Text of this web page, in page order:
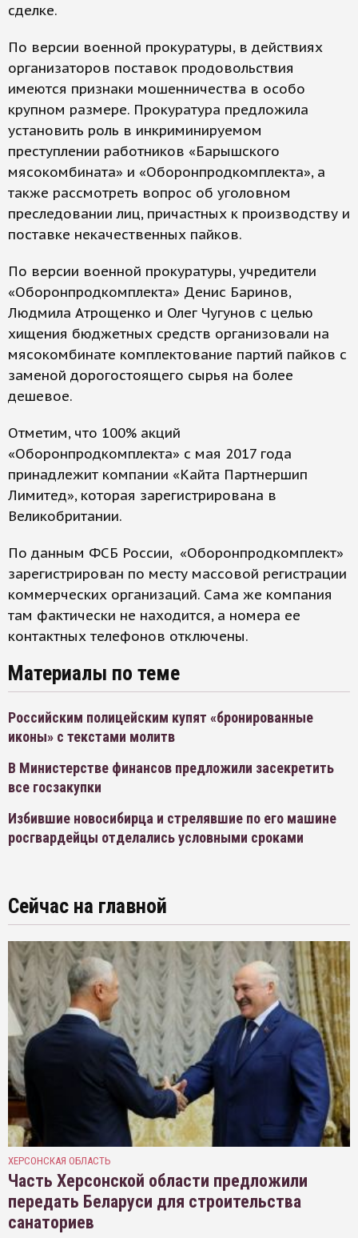
сделке.
По версии военной прокуратуры, в действиях
организаторов поставок продовольствия
имеются признаки мошенничества в особо
крупном размере. Прокуратура предложила
установить роль в инкриминируемом
преступлении работников «Барышского
мясокомбината» и «Оборонпродкомплекта», а
также рассмотреть вопрос об уголовном
преследовании лиц, причастных к производству и
поставке некачественных пайков.
По версии военной прокуратуры, учредители
«Оборонпродкомплекта» Денис Баринов,
Людмила Атрощенко и Олег Чугунов с целью
хищения бюджетных средств организовали на
мясокомбинате комплектование партий пайков с
заменой дорогостоящего сырья на более
дешевое.
Отметим, что 100% акций
«Оборонпродкомплекта» с мая 2017 года
принадлежит компании «Кайта Партнершип
Лимитед», которая зарегистрирована в
Великобритании.
По данным ФСБ России, «Оборонпродкомплект»
зарегистрирован по месту массовой регистрации
коммерческих организаций. Сама же компания
там фактически не находится, а номера ее
контактных телефонов отключены.
Материалы по теме
Российским полицейским купят «бронированные
иконы» с текстами молитв
В Министерстве финансов предложили засекретить
все госзакупки
Избившие новосибирца и стрелявшие по его машине
росгвардейцы отделались условными сроками
Сейчас на главной
ХЕРСОНСКАЯ ОБЛАСТЬ
Часть Херсонской области предложили
передать Беларуси для строительства
санаториев